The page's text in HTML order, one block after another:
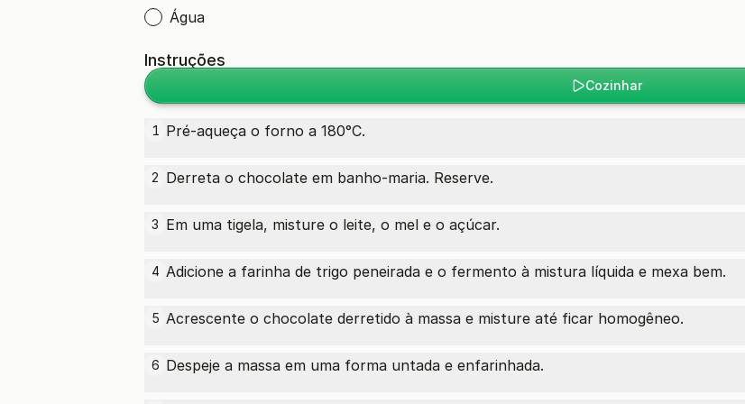
Água
Instruções
Cozinhar
1 Pré-aqueça o forno a 180°C.
2 Derreta o chocolate em banho-maria. Reserve.
3 Em uma tigela, misture o leite, o mel e o açúcar.
4 Adicione a farinha de trigo peneirada e o fermento à mistura líquida e mexa bem.
5 Acrescente o chocolate derretido à massa e misture até ficar homogêneo.
6 Despeje a massa em uma forma untada e enfarinhada.